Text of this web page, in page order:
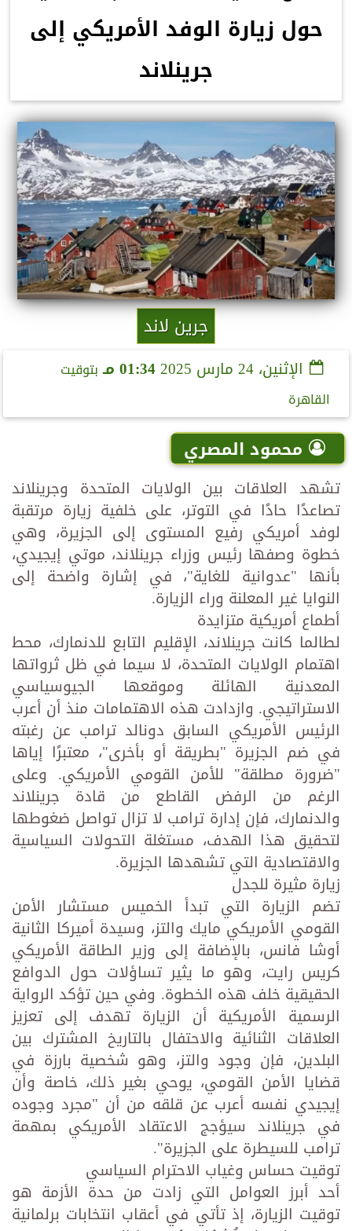
حول زيارة الوفد الأمريكي إلى
جرينلاند
جرين لاند
الإثنين، 24 مارس 2025 01:34 مـ
بتوقيت
القاهرة
محمود المصري
تشهد العلاقات بين الولايات المتحدة وجرينلاند
تصاعدًا حادًا في التوتر، على خلفية زيارة مرتقبة
لوفد أمريكي رفيع المستوى إلى الجزيرة، وهي
خطوة وصفها رئيس وزراء جرينلاند، موتي إيجيدي،
بأنها "عدوانية للغاية"، في إشارة واضحة إلى
النوايا غير المعلنة وراء الزيارة.
أطماع أمريكية متزايدة
لطالما كانت جرينلاند، الإقليم التابع للدنمارك، محط
اهتمام الولايات المتحدة، لا سيما في ظل ثرواتها
المعدنية الهائلة وموقعها الجيوسياسي
الاستراتيجي. وازدادت هذه الاهتمامات منذ أن أعرب
الرئيس الأمريكي السابق دونالد ترامب عن رغبته
في ضم الجزيرة "بطريقة أو بأخرى"، معتبرًا إياها
"ضرورة مطلقة" للأمن القومي الأمريكي. وعلى
الرغم من الرفض القاطع من قادة جرينلاند
والدنمارك، فإن إدارة ترامب لا تزال تواصل ضغوطها
لتحقيق هذا الهدف، مستغلة التحولات السياسية
والاقتصادية التي تشهدها الجزيرة.
زيارة مثيرة للجدل
تضم الزيارة التي تبدأ الخميس مستشار الأمن
القومي الأمريكي مايك والتز، وسيدة أميركا الثانية
أوشا فانس، بالإضافة إلى وزير الطاقة الأمريكي
كريس رايت، وهو ما يثير تساؤلات حول الدوافع
الحقيقية خلف هذه الخطوة. وفي حين تؤكد الرواية
الرسمية الأمريكية أن الزيارة تهدف إلى تعزيز
العلاقات الثنائية والاحتفال بالتاريخ المشترك بين
البلدين، فإن وجود والتز، وهو شخصية بارزة في
قضايا الأمن القومي، يوحي بغير ذلك، خاصة وأن
إيجيدي نفسه أعرب عن قلقه من أن "مجرد وجوده
في جرينلاند سيؤجج الاعتقاد الأمريكي بمهمة
ترامب للسيطرة على الجزيرة".
توقيت حساس وغياب الاحترام السياسي
أحد أبرز العوامل التي زادت من حدة الأزمة هو
توقيت الزيارة، إذ تأتي في أعقاب انتخابات برلمانية